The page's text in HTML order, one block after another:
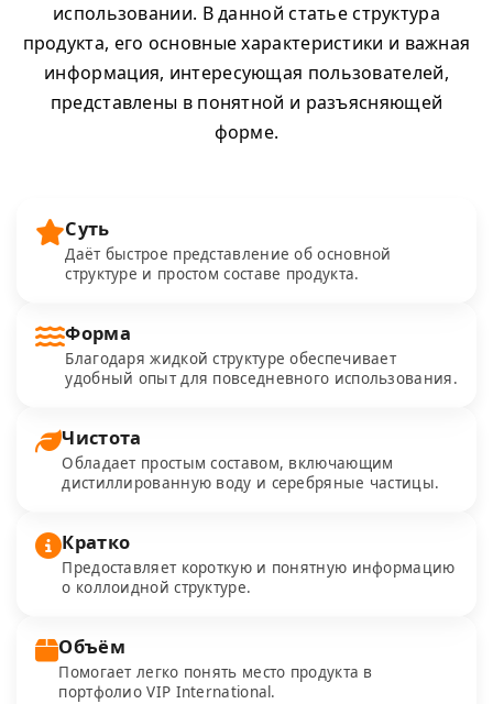
использовании. В данной статье структура
продукта, его основные характеристики и важная
информация, интересующая пользователей,
представлены в понятной и разъясняющей
форме.
Суть
Даёт быстрое представление об основной
структуре и простом составе продукта.
Форма
Благодаря жидкой структуре обеспечивает
удобный опыт для повседневного использования.
Чистота
Обладает простым составом, включающим
дистиллированную воду и серебряные частицы.
Кратко
Предоставляет короткую и понятную информацию
о коллоидной структуре.
Объём
Помогает легко понять место продукта в
портфолио VIP International.